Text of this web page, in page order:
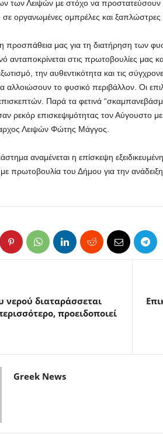
των Λειψών με στόχο να προστατεύσουν
σε οργανωμένες ομπρέλες και
προσπάθεια μας για τη διατήρηση των
ανταποκρίνεται στις πρωτοβουλίες μας
την αυθεντικότητα και τις
αλλοιώσουν το φυσικό περιβάλλον. Οι
Παρά τα φετινά
ρεκόρ επισκεψιμότητας τον Αύγουστο
Λειψών Φώτης Μάγγος.
αναμένεται η επίσκεψη
πρωτοβουλία του Δήμου για την
νερού διαταράσσεται
προειδοποιεί
Greek News